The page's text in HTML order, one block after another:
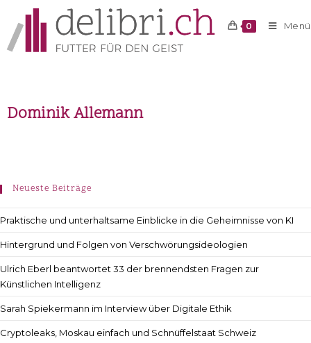
0 Menü
Dominik Allemann
Neueste Beiträge
Praktische und unterhaltsame Einblicke in die Geheimnisse von KI
Hintergrund und Folgen von Verschwörungsideologien
Ulrich Eberl beantwortet 33 der brennendsten Fragen zur
Künstlichen Intelligenz
Sarah Spiekermann im Interview über Digitale Ethik
Cryptoleaks, Moskau einfach und Schnüffelstaat Schweiz